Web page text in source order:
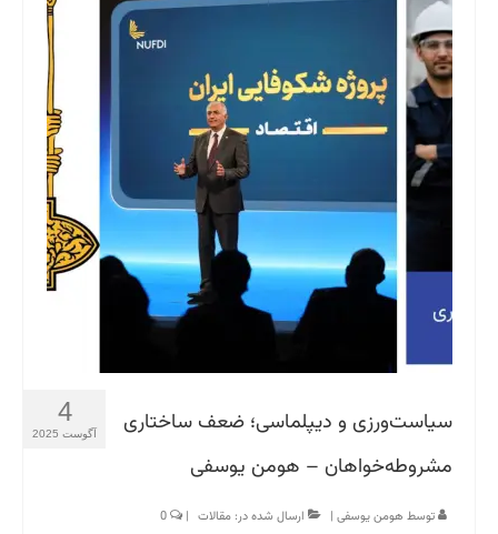
برنامه ها
کتابخانه
تماس با ما
4
آگوست 2025
سیاست‌ورزی و دیپلماسی؛ ضعف ساختاری
مشروطه‌خواهان – هومن یوسفی
توسط هومن یوسفی | ارسال شده در: مقالات |